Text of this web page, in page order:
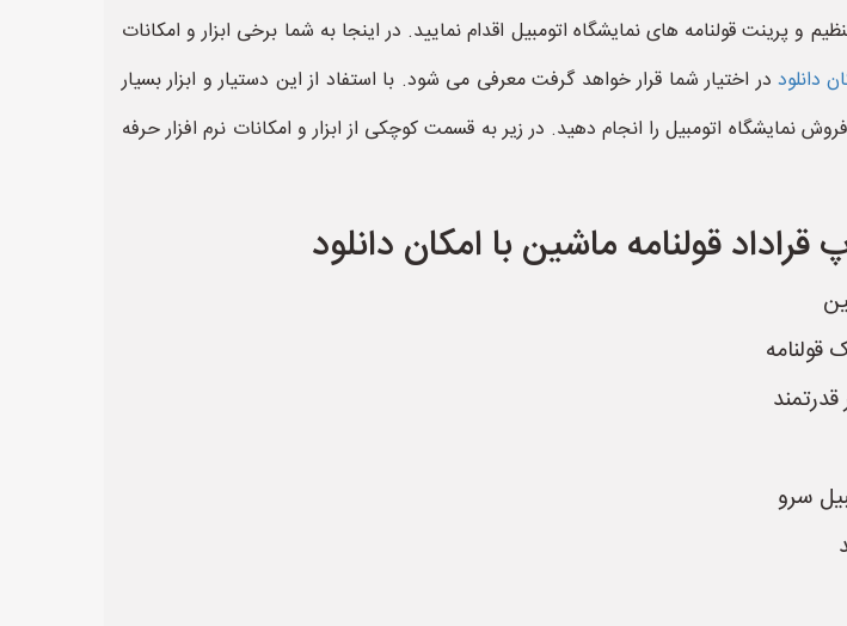
قولنامه های نمایشگاه اتومبیل اقدام نمایید. در اینجا به شما برخی ابزار و امکانات
دانلود در اختیار شما قرار خواهد گرفت معرفی می شود. با استفاد از این دستیار و ابزار بسیار
نمایشگاه اتومبیل را انجام دهید. در زیر به قسمت کوچکی از ابزار و امکانات نرم افزار حرفه
قولنامه ماشین با امکان دانلود
سرو